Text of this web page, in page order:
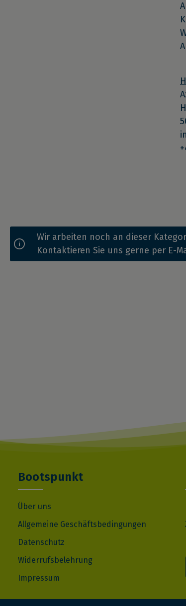
Wir arbeiten noch an dieser
Kontaktieren Sie uns gerne per E-
Bootspunkt
Über uns
Allgemeine Geschäftsbedingungen
Datenschutz
Widerrufsbelehrung
Impressum